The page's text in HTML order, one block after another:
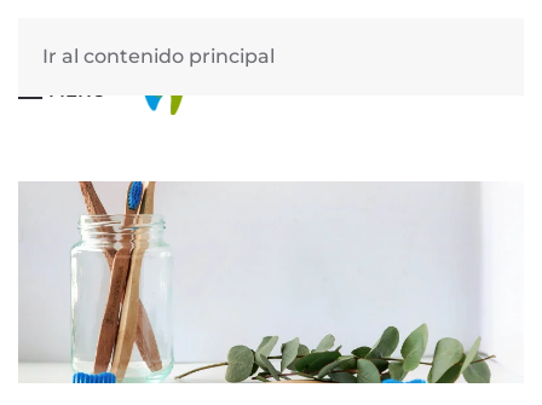
Ir al contenido principal
MENÚ